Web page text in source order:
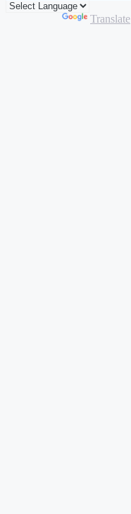
Translate